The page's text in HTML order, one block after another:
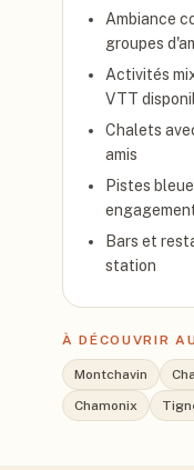
Ambiance
groupes
Activités
VTT
Chalets
amis
Pistes
Bars et
station
À DÉCOUVRIR
Montchavin
Chamonix